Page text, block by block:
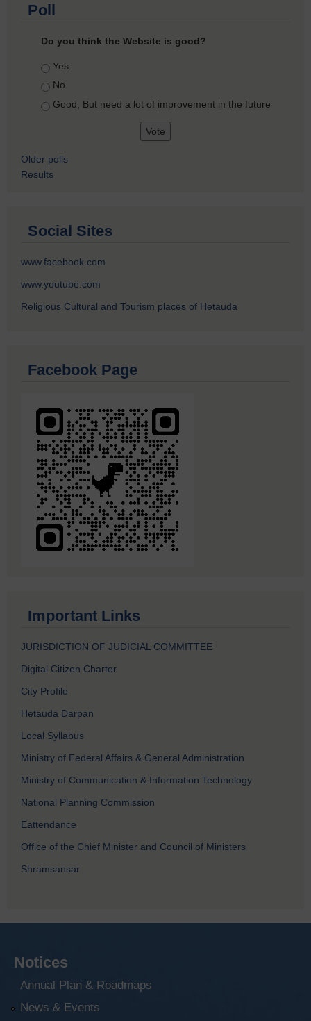
Poll
Do you think the Website is good?
Choices
Yes
No
Good, But need a lot of improvement in the future
Older polls
Results
Social Sites
www.facebook.com
www.youtube.com
Religious Cultural and Tourism places of Hetauda
Facebook Page
Important Links
JURISDICTION OF JUDICIAL COMMITTEE
Digital Citizen Charter
City Profile
Hetauda Darpan
Local Syllabus
Ministry of Federal Affairs & General Administration
Ministry of Communication & Information Technology
National Planning Commission
Eattendance
Office of the Chief Minister and Council of Ministers
Shramsansar
Notices
Annual Plan & Roadmaps
News & Events